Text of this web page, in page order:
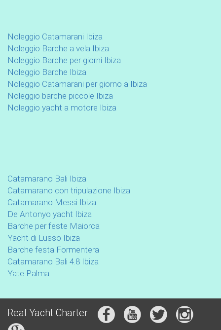
Noleggio Catamarani Ibiza
Noleggio Barche a vela Ibiza
Noleggio Barche per giorni Ibiza
Noleggio Barche Ibiza
Noleggio Catamarani per giorno a Ibiza
Noleggio barche piccole Ibiza
Noleggio yacht a motore Ibiza
Catamarano Bali Ibiza
Catamarano con tripulazione Ibiza
Catamarano Messi Ibiza
De Antonyo yacht Ibiza
Barche per feste Maiorca
Yacht di Lusso Ibiza
Barche festa Formentera
Catamarano Bali 4.8 Ibiza
Yate Palma
Real Yacht Charter